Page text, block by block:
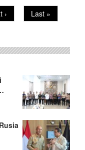
›
Last
page
Last »